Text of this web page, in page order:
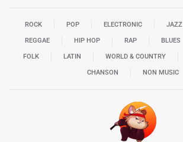
ROCK POP ELECTRONIC JAZZ
REGGAE HIP HOP RAP BLUES
FOLK LATIN WORLD & COUNTRY
CHANSON NON MUSIC